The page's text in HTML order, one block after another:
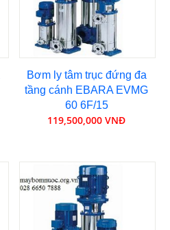
Bơm ly tâm trục đứng đa
tầng cánh EBARA EVMG
60 6F/15
119,500,000 VNĐ